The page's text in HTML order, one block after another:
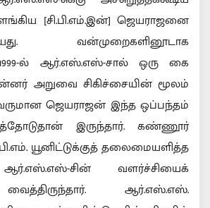
[சி.பி.எம்.இன்] ஜெயராஜனை
வன்முறைகளினூடாக
ல் ஆர்.எஸ்.எஸ்-சால் ஒரு கை
அறுவை சிகிச்சையின் மூலம்
ஜெயராஜன் இந்த ஒப்பந்தம்
இருந்தார். கண்ணூர்
யூனிட்டுக்குத் தலைமையளித்த
சின் வளர்ச்சியைக்
ஆர்.எஸ்.எஸ்.